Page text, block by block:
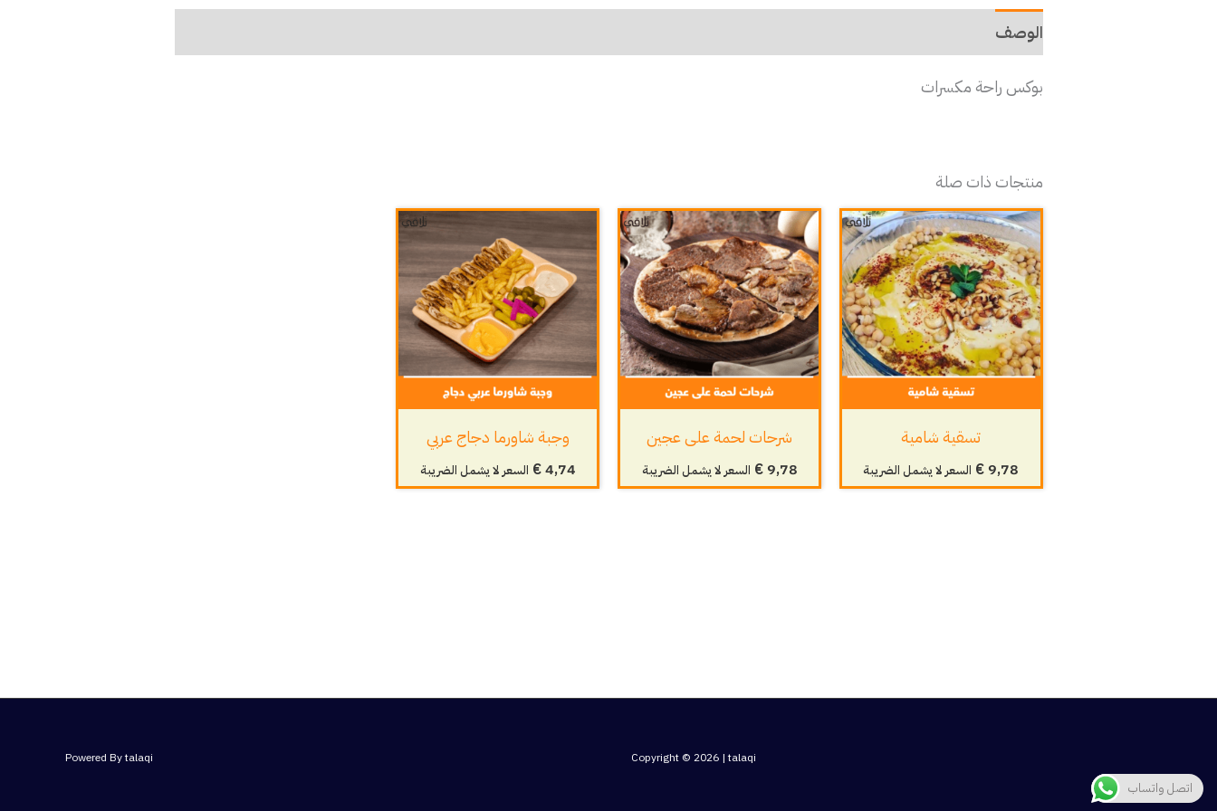
الوصف
بوكس راحة مكسرات
منتجات ذات صلة
تسقية شامية
€ 9,78 السعر لا يشمل الضريبة
شرحات لحمة على عجين
€9,78 السعر لا يشمل الضريبة
وجبة شاورما دجاج عربي
€4,74 السعر لا يشمل الضريبة
Copyright © 2026 | talaqi
Powered By talaqi
اتصل واتساب